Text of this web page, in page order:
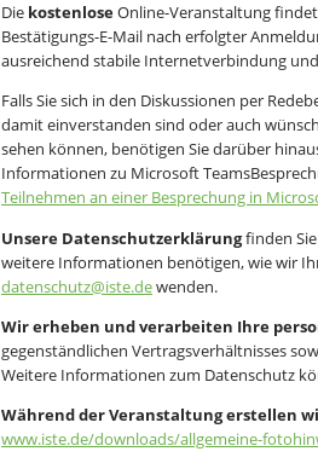
Die kostenloseOnline-Veranstaltung
Bestätigungs-E-Mail nach erfolgter
ausreichend stabile Internetverbindung
Falls Sie sich in den Diskussionen per
damit einverstanden sind oder auch
sehen können, benötigen Sie darüber
Informationen zu Microsoft
Teilnehmen an einer Besprechung in
Unsere Datenschutzerklärungfinden
weitere Informationen benötigen, wie wir
datenschutz@iste.dewenden.
Wir erheben und verarbeiten Ihre
gegenständlichen Vertragsverhältnisses
Weitere Informationen zum Datenschutz
Während der Veranstaltung erstellen
www.iste.de/downloads/allgemeine-